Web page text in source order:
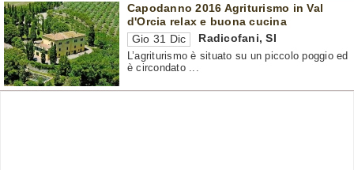
Capodanno 2016 Agriturismo in Val
d'Orcia relax e buona cucina
Gio 31 Dic Radicofani,SI
L’agriturismo è situato su un piccolo poggio ed
è circondato ...